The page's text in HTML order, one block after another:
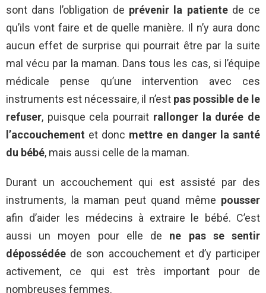
sont dans l’obligation de prévenir la patientede ce
qu’ils vont faire et de quelle manière. Il n’y aura donc
aucun effet de surprise qui pourrait être par la suite
mal vécu par la maman. Dans tous les cas, si l’équipe
médicale pense qu’une intervention avec ces
instruments est nécessaire, il n’est pas possible de le
refuser, puisque cela pourrait rallonger la durée de
l’accouchement et donc mettre en danger la santé
du bébé, mais aussi celle de la maman.
Durant un accouchement qui est assisté par des
instruments, la maman peut quand même pousser
afin d’aider les médecins à extraire le bébé. C’est
aussi un moyen pour elle de ne pas se sentir
dépossédée de son accouchement et d’y participer
activement, ce qui est très important pour de
nombreuses femmes.